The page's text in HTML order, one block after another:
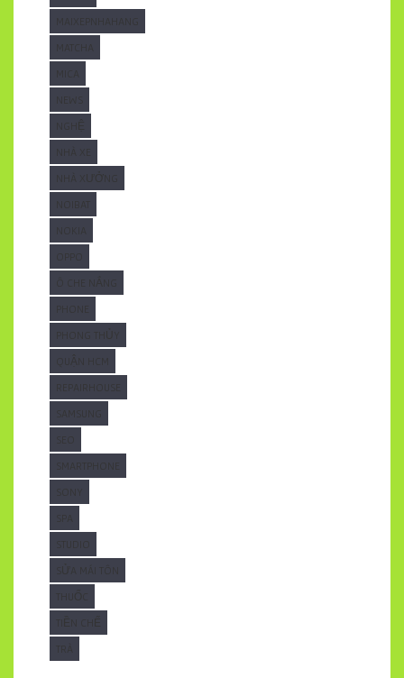
MAIXEPNHAHANG
MATCHA
MICA
NHÀ XE
NHÀ XƯỞNG
NOIBAT
NOKIA
PHONG THỦY
REPAIRHOUSE
SAMSUNG
SMARTPHONE
SPA
STUDIO
SỬA MÁI TÔN
THUỐC
TIỀN CHẾ
TRÀ